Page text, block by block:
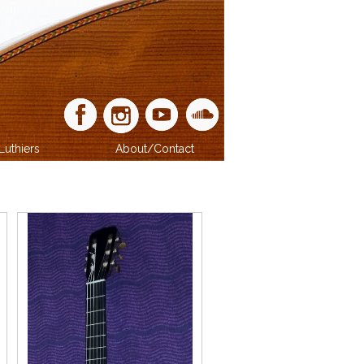
About/Contact